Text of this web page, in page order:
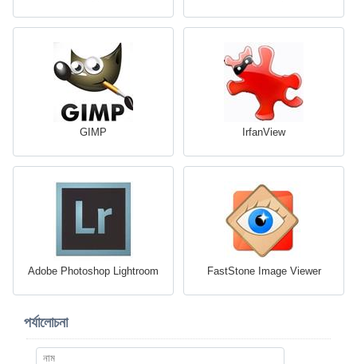
GIMP IrfanView
Adobe Photoshop Lightroom FastStone Image Viewer
পর্যালোচনা